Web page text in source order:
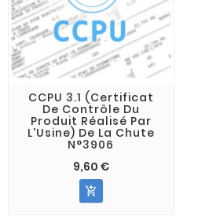
CCPU 3.1 (Certificat
De Contrôle Du
Produit Réalisé Par
L'Usine) De La Chute
N°3906
9,60 €
